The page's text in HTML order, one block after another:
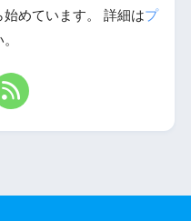
始めています。 詳細はプ